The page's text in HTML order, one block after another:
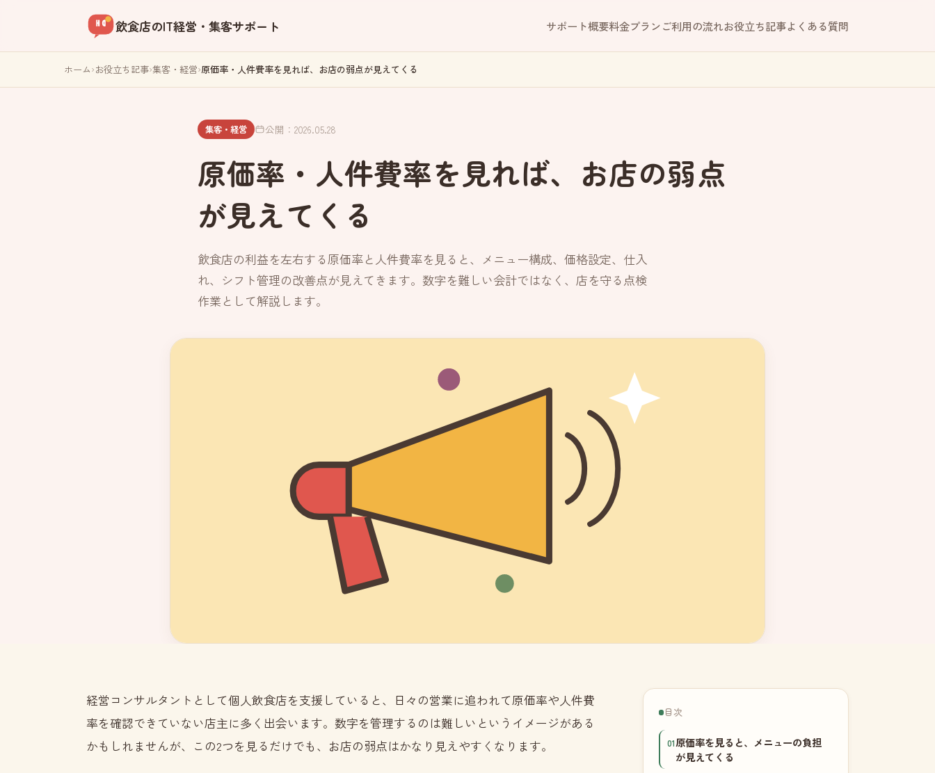
飲食店のIT経営・集客サポート サポート概要料金プランご利用の流れお役立ち記事よくある質問
ホーム›お役立ち記事›集客・経営›原価率・人件費率を見れば、お店の弱点が見えてくる
集客・経営 公開：2026.05.28
原価率・人件費率を見れば、お店の弱点
が見えてくる
飲食店の利益を左右する原価率と人件費率を見ると、メニュー構成、価格設定、仕入
れ、シフト管理の改善点が見えてきます。数字を難しい会計ではなく、店を守る点検
作業として解説します。
目次
原価率を見ると、メニューの負担
が見えてくる
経営コンサルタントとして個人飲食店を支援していると、日々の営業に追われて原価率や人件費
率を確認できていない店主に多く出会います。数字を管理するのは難しいというイメージがある
かもしれませんが、この2つを見るだけでも、お店の弱点はかなり見えやすくなります。